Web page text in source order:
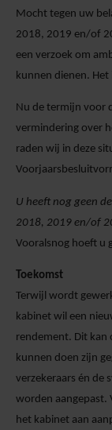
Mocht tegen uw
2018, 2019 en/of
een verzoek om
kunnen dienen.
Nu de termijn voor
vermindering over
raden wij in deze
U heeft nog geen
2018, 2019 en/of
Vooralsnog hoeft u
Toekomst
Terwijl wordt
kabinet wil een
rendement. Dit kan
kunnen doen zijn
verzekeraars én de
worden aangepast.
het kabinet aan